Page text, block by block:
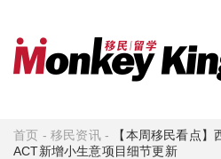
首页 -移民资讯-
【本周移民看点】
ACT新增小生意项目细节更新